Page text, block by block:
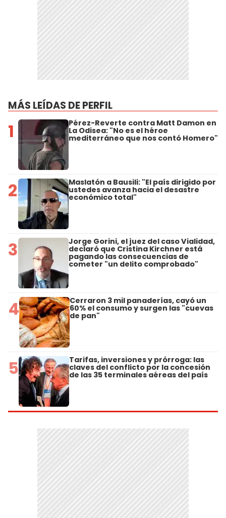
MÁS LEÍDAS DE PERFIL
1 Pérez-Reverte contra Matt Damon en
La Odisea: "No es el héroe
mediterráneo que nos contó Homero"
2 Maslatón a Bausili: "El país dirigido por
ustedes avanza hacia el desastre
económico total"
3 Jorge Gorini, el juez del caso Vialidad,
declaró que Cristina Kirchner está
pagando las consecuencias de
cometer "un delito comprobado"
4 Cerraron 3 mil panaderías, cayó un
60% el consumo y surgen las "cuevas
de pan"
5 Tarifas, inversiones y prórroga: las
claves del conflicto por la concesión
de las 35 terminales aéreas del país